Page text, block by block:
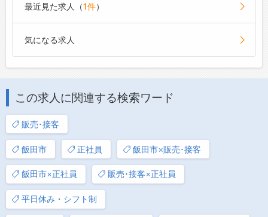
最近見た求人（1件）
気になる求人
この求人に関連する検索ワード
販売･接客
飯田市 正社員 飯田市×販売･接客
飯田市×正社員 販売･接客×正社員
平日休み・シフト制